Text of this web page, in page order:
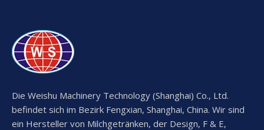
Die Weishu Machinery Technology (Shanghai) Co., Ltd.
befindet sich im Bezirk Fengxian, Shanghai, China. Wir sind
ein Hersteller von Milchgetränken, der Design, F & E,